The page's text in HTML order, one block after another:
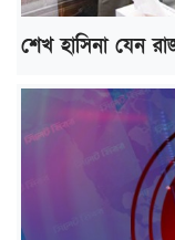
শেখ হাসিনা যেন